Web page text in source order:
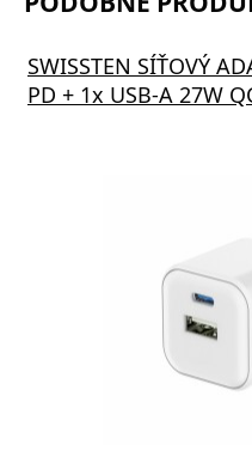
SWISSTEN SÍŤOVÝ
PD + 1x USB-A 27W